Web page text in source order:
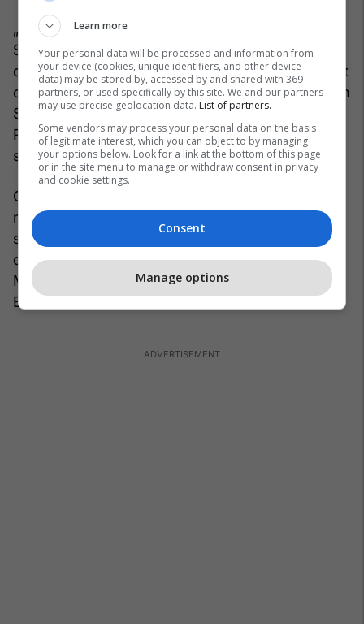
„Ja, gestern Abend hat er alles in seiner Macht
Stehende getan. Er ist herausgekommen und hat
das Präsidentenamt beleidigt. Albin, der Präsident
oder der designierte Präsident spricht von diesem
Saal aus zu den Bürgern. Nicht der
Premierminister oder der Kandidat der Mehrheit“,
schrieb sie.
Çitaku betonte weiter: „Ihr gestriger Auftritt hat
mit Wort und Bild deutlich gemacht, dass Sie sich
selbst tatsächlich als die einzige Autorität in
diesem Land sehen: Präsident, Premierminister,
Minister, Generalstaatsanwalt und alles andere.
Eine beschämende Vorstellung.“ /Telegrafi/
Learn more
Your personal data will be processed and information from
your device (cookies, unique identifiers, and other device
data) may be stored by, accessed by and shared with 369
partners, or used specifically by this site. We and our partners
may use precise geolocation data. List of partners.
Some vendors may process your personal data on the basis
of legitimate interest, which you can object to by managing
your options below. Look for a link at the bottom of this page
or in the site menu to manage or withdraw consent in privacy
and cookie settings.
Consent
Manage options